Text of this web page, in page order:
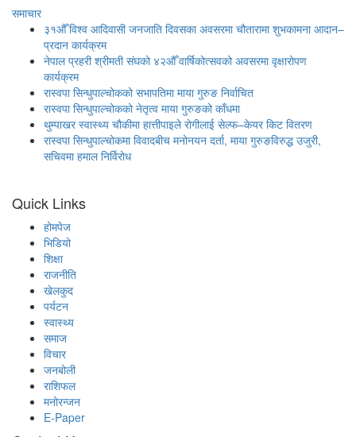
समाचार
३१औँ विश्व आदिवासी जनजाति दिवसका अवसरमा चौतारामा शुभकामना आदान–
प्रदान कार्यक्रम
नेपाल प्रहरी श्रीमती संघको ४२औँ वार्षिकोत्सवको अवसरमा वृक्षारोपण
कार्यक्रम
रास्वपा सिन्धुपाल्चोकको सभापतिमा माया गुरुङ निर्वाचित
रास्वपा सिन्धुपाल्चोकको नेतृत्व माया गुरुङको काँधमा
थुम्पाखर स्वास्थ्य चौकीमा हात्तीपाइले रोगीलाई सेल्फ–केयर किट वितरण
रास्वपा सिन्धुपाल्चोकमा विवादबीच मनोनयन दर्ता, माया गुरुङविरुद्ध उजुरी,
सचिवमा हमाल निर्विरोध
Quick Links
होमपेज
भिडियो
शिक्षा
राजनीति
खेलकुद
पर्यटन
स्वास्थ्य
समाज
विचार
जनबोली
राशिफल
मनोरन्जन
E-Paper